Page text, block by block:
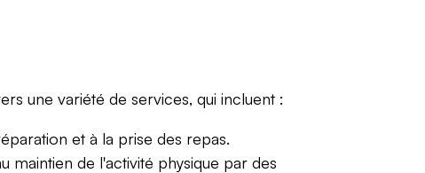
une variété de services, qui incluent :
et à la prise des repas.
de l'activité physique par des